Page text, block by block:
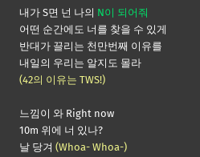
내가 S면 넌 나의 N이 되어줘
어떤 순간에도 너를 찾을 수 있게
반대가 끌리는 천만번째 이유를
내일의 우리는 알지도 몰라
(42의 이유는 TWS!)
느낌이 와 Right now
10m 위에 너 있나?
날 당겨 (Whoa- Whoa-)